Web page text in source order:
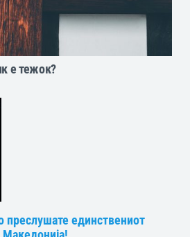
е тежок?
преслушате единствениот